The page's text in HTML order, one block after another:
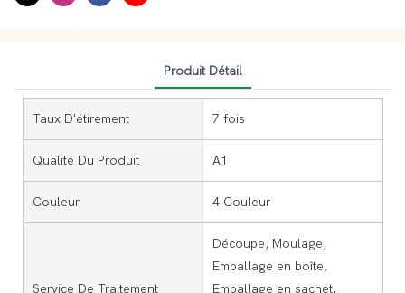
Produit Détail
Taux D'étirement 7 fois
Qualité Du Produit A1
Couleur 4 Couleur
Service De Traitement
Découpe, Moulage,
Emballage en boîte,
Emballage en sachet,